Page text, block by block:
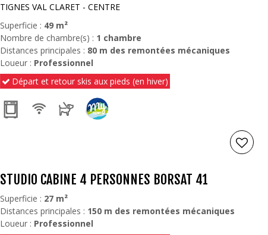
TIGNES VAL CLARET - CENTRE
Superficie : 49 m²
Nombre de chambre(s) : 1 chambre
Distances principales : 80 m des remontées mécaniques
Loueur : Professionnel
Départ et retour skis aux pieds (en hiver)
STUDIO CABINE 4 PERSONNES BORSAT 41
Superficie : 27 m²
Distances principales : 150 m des remontées mécaniques
Loueur : Professionnel